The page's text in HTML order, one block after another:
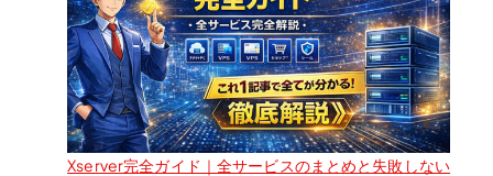
Xserver完全ガイド｜全サービスのまとめと失敗しない